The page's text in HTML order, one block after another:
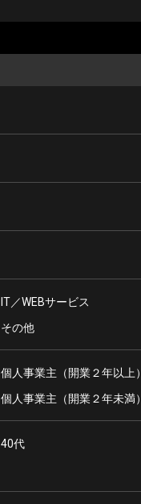
IT／WEBサービス
その他
個人事業主（開業２年以上）
個人事業主（開業２年未満）
40代